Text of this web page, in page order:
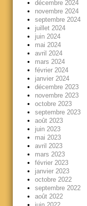
décembre 2024
novembre 2024
septembre 2024
juillet 2024
juin 2024
mai 2024
avril 2024
mars 2024
février 2024
janvier 2024
décembre 2023
novembre 2023
octobre 2023
septembre 2023
août 2023
juin 2023
mai 2023
avril 2023
mars 2023
février 2023
janvier 2023
octobre 2022
septembre 2022
août 2022